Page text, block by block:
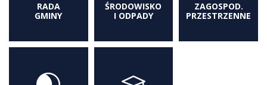
RADA
GMINY
ŚRODOWISKO
I ODPADY
ZAGOSPOD.
PRZESTRZENNE